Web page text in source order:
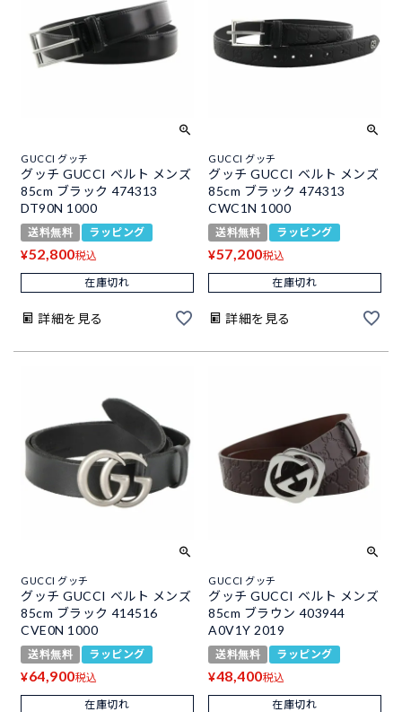
GUCCI グッチ
グッチ GUCCI ベルト メンズ
85cm ブラック 474313
DT90N 1000
送料無料 ラッピング
¥52,800税込
在庫切れ
詳細を見る
GUCCI グッチ
グッチ GUCCI ベルト メンズ
85cm ブラック 474313
CWC1N 1000
送料無料 ラッピング
¥57,200税込
在庫切れ
詳細を見る
GUCCI グッチ
グッチ GUCCI ベルト メンズ
85cm ブラック 414516
CVE0N 1000
送料無料 ラッピング
¥64,900税込
在庫切れ
GUCCI グッチ
グッチ GUCCI ベルト メンズ
85cm ブラウン 403944
A0V1Y 2019
送料無料 ラッピング
¥48,400税込
在庫切れ